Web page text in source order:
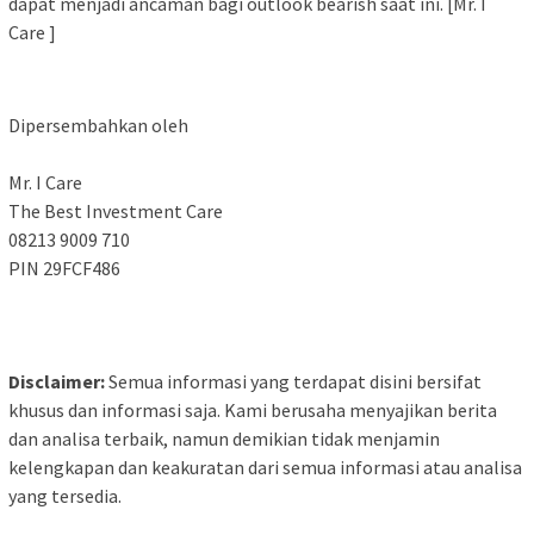
Care ]
Dipersembahkan oleh
Mr. I Care
The Best Investment Care
08213 9009 710
PIN 29FCF486
Disclaimer:Semua informasi yang terdapat disini bersifat
khusus dan informasi saja. Kami berusaha menyajikan berita
dan analisa terbaik, namun demikian tidak menjamin
kelengkapan dan keakuratan dari semua informasi atau analisa
yang tersedia.